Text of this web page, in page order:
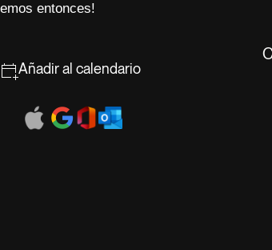
entonces!
Añadir al calendario